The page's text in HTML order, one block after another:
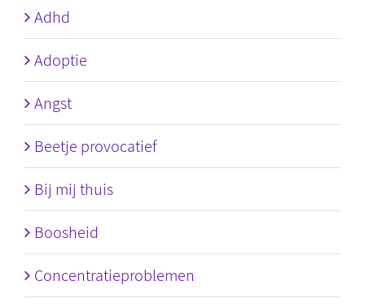
Adhd
Adoptie
Angst
Beetje provocatief
Bij mij thuis
Boosheid
Concentratieproblemen